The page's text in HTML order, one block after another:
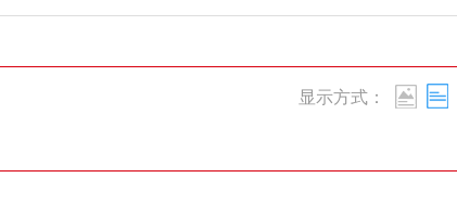
显示方式：